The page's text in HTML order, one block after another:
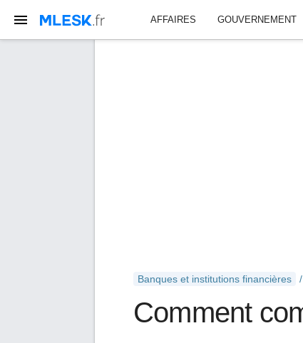
AFFAIRES GOUVERNEMENT
Banques et institutions financières
Comment